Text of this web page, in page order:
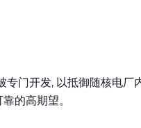
门开发, 以抵御随核电厂
的高期望。